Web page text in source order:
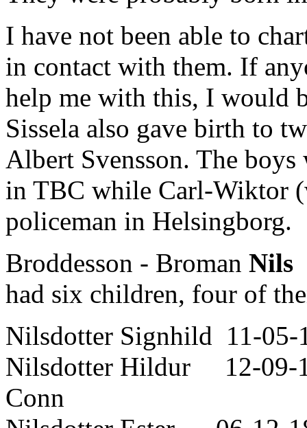
I have not been able to
in contact with them. If
help me with this, I would
Sissela also gave birth to
Albert Svensson. The
in TBC while Carl-Wiktor
policeman in Helsingborg.
Broddesson - Broman Nils
had six children, four of
Nilsdotter Signhild 11-
Nilsdotter Hildur 12-09-
Conn